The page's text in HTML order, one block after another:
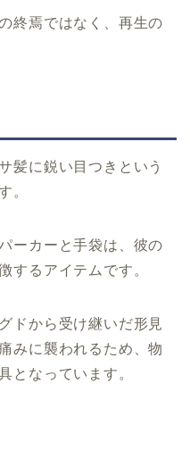
終焉ではなく、再生の
髪に鋭い目つきという
。
ーカーと手袋は、彼の
するアイテムです。
ドから受け継いだ形見
みに襲われるため、物
となっています。